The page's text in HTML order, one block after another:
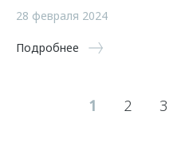
28 февраля 2024
Подробнее
1 2 3